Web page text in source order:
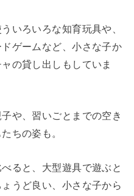
いろいろな知育玩具や、
ゲームなど、小さな子か
の貸し出しもしていま
や、習いごとまでの空き
ちの姿も。
ると、大型遊具で遊ぶと
うど良い、小さな子から